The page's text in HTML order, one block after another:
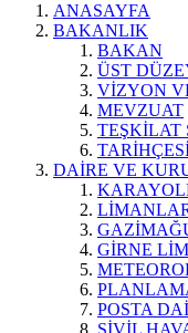
ANASAYFA
BAKANLIK
BAKAN
ÜST
VİZYON
MEVZUAT
TEŞKİLAT
DAİRE VE
GİRNE
POSTA
SİVİL